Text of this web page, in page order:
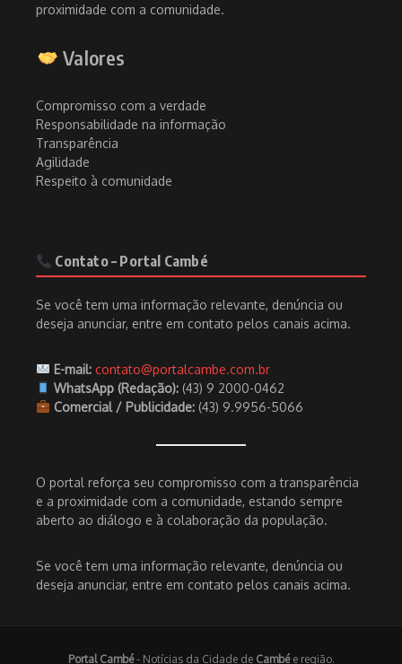
proximidade com a comunidade.
Valores
Compromisso com a verdade
Responsabilidade na informação
Transparência
Agilidade
Respeito à comunidade
Contato – Portal Cambé
Se você tem uma informação relevante, denúncia ou
deseja anunciar, entre em contato pelos canais acima.
E-mail: contato@portalcambe.com.br
WhatsApp (Redação):(43) 9 2000-0462
Comercial / Publicidade:(43) 9.9956-5066
O portal reforça seu compromisso com a transparência
e a proximidade com a comunidade, estando sempre
aberto ao diálogo e à colaboração da população.
Se você tem uma informação relevante, denúncia ou
deseja anunciar, entre em contato pelos canais acima.
Portal Cambé- Notícias da Cidade de Cambée região.